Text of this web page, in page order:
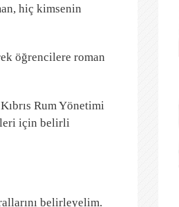
hiç kimsenin
öğrencilere roman
Rum Yönetimi
için belirli
belirleyelim.